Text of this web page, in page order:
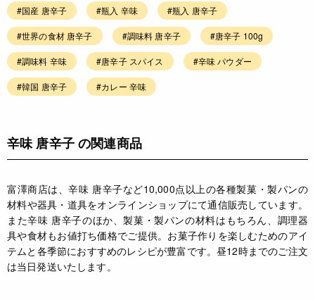
#国産 唐辛子 #瓶入 辛味 #瓶入 唐辛子
#世界の食材 唐辛子 #調味料 唐辛子 #唐辛子 100g
#調味料 辛味 #唐辛子 スパイス #辛味 パウダー
#韓国 唐辛子 #カレー 辛味
辛味 唐辛子 の関連商品
富澤商店は、辛味 唐辛子など10,000点以上の各種製菓・製パンの
材料や器具・道具をオンラインショップにて通信販売しています。
また辛味 唐辛子のほか、製菓・製パンの材料はもちろん、調理器
具や食材もお値打ち価格でご提供。お菓子作りを楽しむためのアイ
テムと各季節におすすめのレシピが豊富です。昼12時までのご注文
は当日発送いたします。